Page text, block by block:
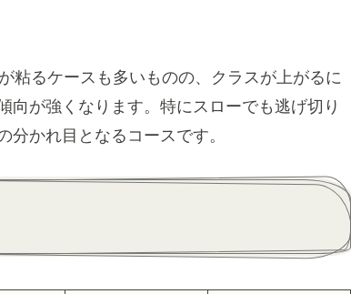
粘るケースも多いものの、クラスが上がるに
が強くなります。特にスローでも逃げ切り
かれ目となるコースです。